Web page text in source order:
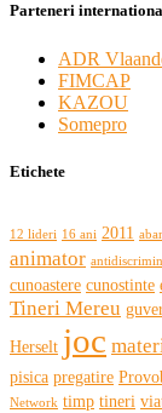
Parteneri
ADR
FIMCAP
KAZOU
Somepro
Etichete
12 lideri 16 ani 2011
animator
cunoastere cunostinte
Tineri Mereu
Herselt joc
pisica pregatire
Network timp tineri